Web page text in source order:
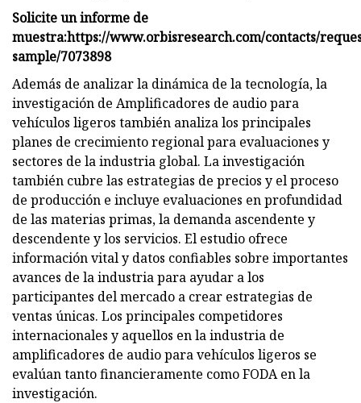
Solicite un informe de
muestra:https://www.orbisresearch.com/contacts/
sample/7073898
Además de analizar la dinámica de la tecnología, la
investigación de Amplificadores de audio para
vehículos ligeros también analiza los principales
planes de crecimiento regional para evaluaciones y
sectores de la industria global. La investigación
también cubre las estrategias de precios y el proceso
de producción e incluye evaluaciones en profundidad
de las materias primas, la demanda ascendente y
descendente y los servicios. El estudio ofrece
información vital y datos confiables sobre importantes
avances de la industria para ayudar a los
participantes del mercado a crear estrategias de
ventas únicas. Los principales competidores
internacionales y aquellos en la industria de
amplificadores de audio para vehículos ligeros se
evalúan tanto financieramente como FODA en la
investigación.